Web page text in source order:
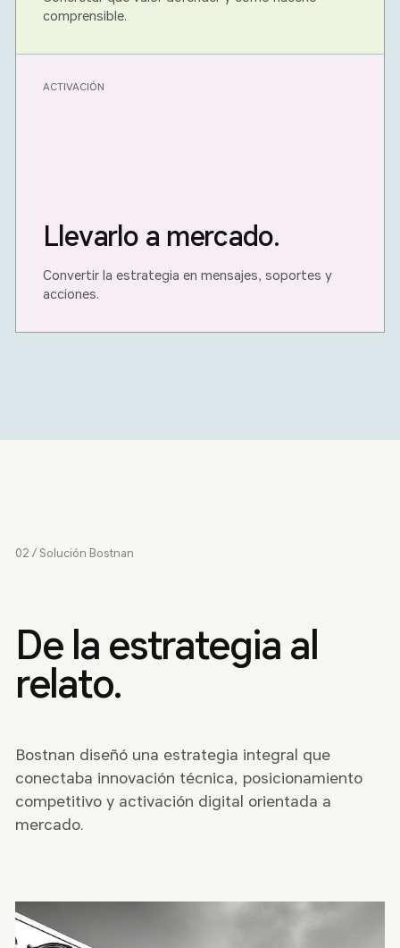
comprensible.
ACTIVACIÓN
Llevarlo a mercado.
Convertir la estrategia en mensajes, soportes y
acciones.
02 / Solución Bostnan
De la estrategia al
relato.
Bostnan diseñó una estrategia integral que
conectaba innovación técnica, posicionamiento
competitivo y activación digital orientada a
mercado.